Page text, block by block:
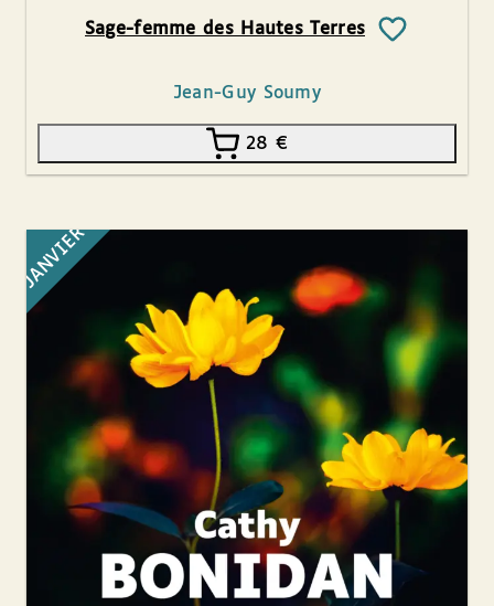
Sage-femme des Hautes Terres
Jean-Guy Soumy
28 €
JANVIER